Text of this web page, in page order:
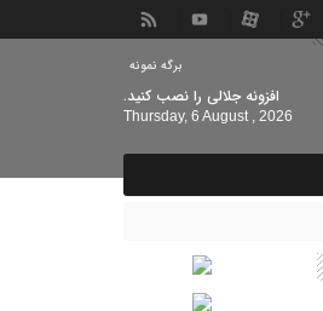
برگه نمونه
افزونه جلالی را نصب کنید.
Thursday, 6 August , 2026